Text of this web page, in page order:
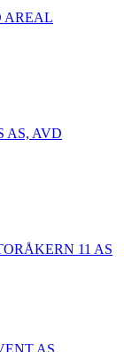
AREAL
AS, AVD
11 AS
AS